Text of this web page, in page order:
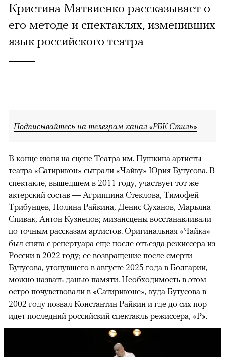
Кристина Матвиенко рассказывает о
его методе и спектаклях, изменивших
язык российского театра
Подписывайтесь на телеграм-канал «РБК Стиль»
В конце июня на сцене Театра им. Пушкина артисты
театра «Сатирикон» сыграли «Чайку» Юрия Бутусова. В
спектакле, вышедшем в 2011 году, участвует тот же
актерский состав — Агриппина Стеклова, Тимофей
Трибунцев, Полина Райкина, Денис Суханов, Марьяна
Спивак, Антон Кузнецов; мизансцены восстанавливали
по точным рассказам артистов. Оригинальная «Чайка»
был снята с репертуара еще после отъезда режиссера из
России в 2022 году; ее возвращение после смерти
Бутусова, утонувшего в августе 2025 года в Болгарии,
можно назвать данью памяти. Необходимость в этом
остро почувствовали в «Сатириконе», куда Бутусова в
2002 году позвал Константин Райкин и где до сих пор
идет последний российский спектакль режиссера, «Р».